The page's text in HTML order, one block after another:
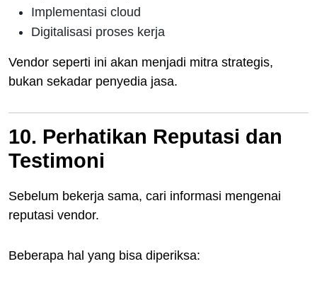
Implementasi cloud
Digitalisasi proses kerja
Vendor seperti ini akan menjadi mitra strategis,
bukan sekadar penyedia jasa.
10. Perhatikan Reputasi dan
Testimoni
Sebelum bekerja sama, cari informasi mengenai
reputasi vendor.
Beberapa hal yang bisa diperiksa: